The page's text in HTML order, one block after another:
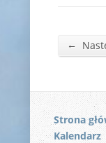
←
Strona
Kalendarz